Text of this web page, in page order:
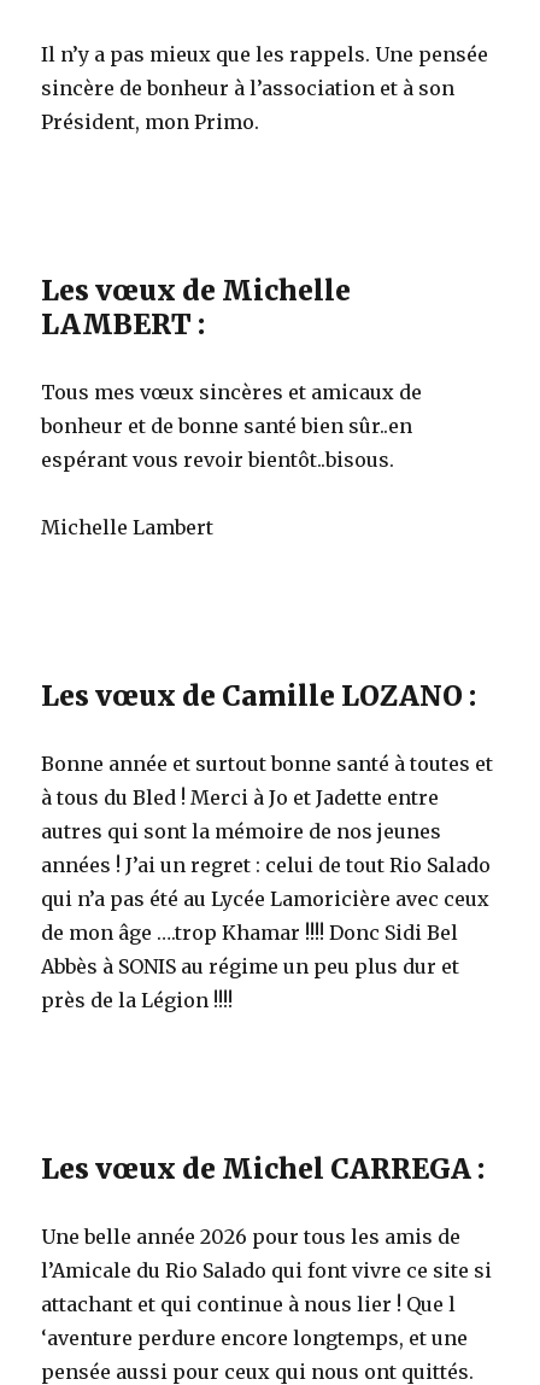
Il n’y a pas mieux que les rappels. Une pensée
sincère de bonheur à l’association et à son
Président, mon Primo.
Les vœux de Michelle
LAMBERT :
Tous mes vœux sincères et amicaux de
bonheur et de bonne santé bien sûr..en
espérant vous revoir bientôt..bisous.
Michelle Lambert
Les vœux de Camille LOZANO :
Bonne année et surtout bonne santé à toutes et
à tous du Bled ! Merci à Jo et Jadette entre
autres qui sont la mémoire de nos jeunes
années ! J’ai un regret : celui de tout Rio Salado
qui n’a pas été au Lycée Lamoricière avec ceux
de mon âge ….trop Khamar !!!! Donc Sidi Bel
Abbès à SONIS au régime un peu plus dur et
près de la Légion !!!!
Les vœux de Michel CARREGA :
Une belle année 2026 pour tous les amis de
l’Amicale du Rio Salado qui font vivre ce site si
attachant et qui continue à nous lier ! Que l
‘aventure perdure encore longtemps, et une
pensée aussi pour ceux qui nous ont quittés.